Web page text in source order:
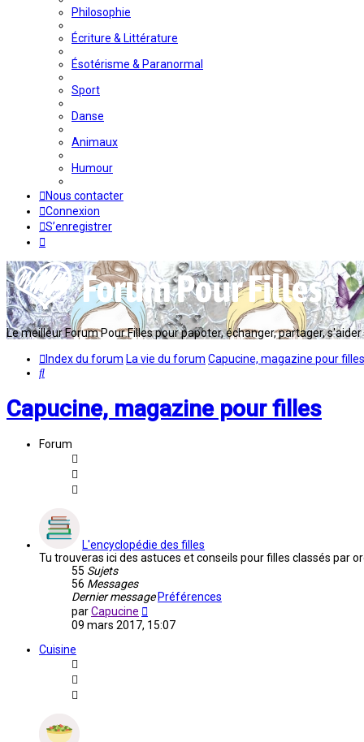
Philosophie
Écriture & Littérature
Ésotérisme & Paranormal
Sport
Danse
Animaux
Humour
Nous contacter
Connexion
S’enregistrer
Le meilleur Forum Pour Filles pour papoter, échanger, partager,
Index du forum La vie du forum Capucine, magazine pour filles
Rechercher
Capucine, magazine pour filles
Forum
L'encyclopédie des filles
Tu trouveras ici des astuces et conseils pour filles classés par
55 Sujets
56 Messages
Dernier messagePréférences
parCapucine
le
09 mars 2017, 15:07
Cuisine